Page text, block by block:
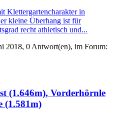
Klettergartencharakter in
kleine Überhang ist für
recht athletisch und...
2018, 0 Antwort(en), im Forum:
(1.646m), Vorderhörnle
(1.581m)